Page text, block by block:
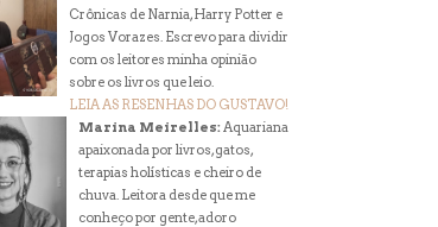
Crônicas de Narnia, Harry Potter e
Jogos Vorazes. Escrevo para dividir
com os leitores minha opinião
sobre os livros que leio.
LEIA AS RESENHAS DO GUSTAVO!
Marina Meirelles:Aquariana
apaixonada por livros, gatos,
terapias holísticas e cheiro de
chuva. Leitora desde que me
conheço por gente, adoro